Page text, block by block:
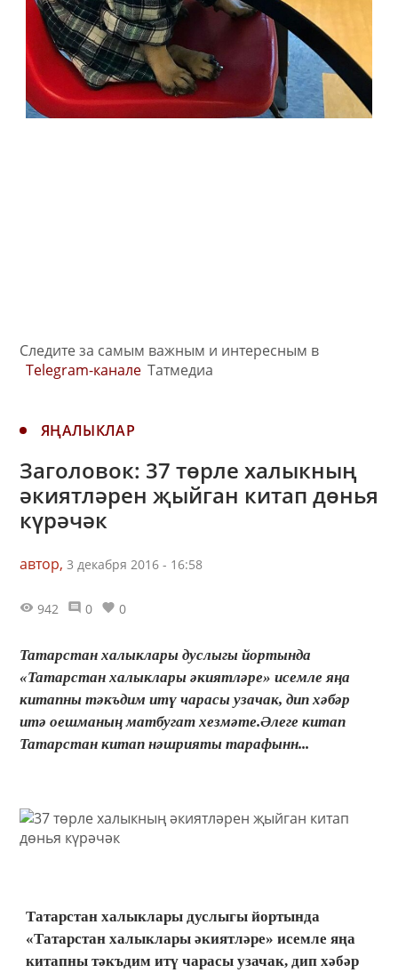
Следите за самым важным и интересным в
Telegram-канале Татмедиа
ЯҢАЛЫКЛАР
Заголовок: 37 төрле халыкның
әкиятләрен җыйган китап дөнья
күрәчәк
автор, 3 декабря 2016 - 16:58
942 0 0
Татарстан халыклары дуслыгы йортында
«Татарстан халыклары әкиятләре» исемле яңа
китапны тәкъдим итү чарасы узачак, дип хәбәр
итә оешманың матбугат хезмәте.Әлеге китап
Татарстан китап нәшрияты тарафынн...
Татарстан халыклары дуслыгы йортында
«Татарстан халыклары әкиятләре» исемле яңа
китапны тәкъдим итү чарасы узачак, дип хәбәр